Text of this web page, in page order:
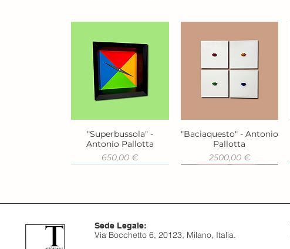
Vista rapida
"Superbussola" -
Antonio Pallotta
Prezzo
650,00 €
Vista rapida
"Baciaquesto" - Antonio
Pallotta
Prezzo
2500,00 €
Sede Legale:
Via Bocchetto 6, 20123, Milano, Italia.